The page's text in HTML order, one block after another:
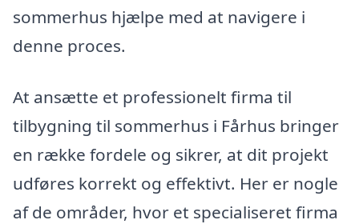
sommerhus hjælpe med at navigere i
denne proces.
At ansætte et professionelt firma til
tilbygning til sommerhus i Fårhus bringer
en række fordele og sikrer, at dit projekt
udføres korrekt og effektivt. Her er nogle
af de områder, hvor et specialiseret firma